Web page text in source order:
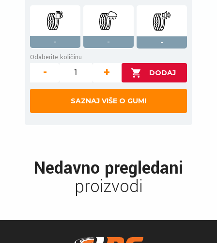
- -
-
Odaberite količinu
- +
SAZNAJ VIŠE O GUMI
Nedavno pregledani
proizvodi